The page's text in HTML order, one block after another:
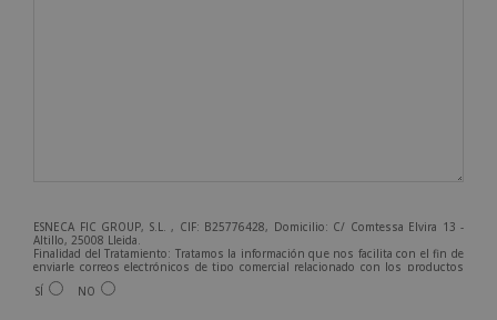
ESNECA FIC GROUP, S.L. , CIF: B25776428, Domicilio: C/ Comtessa Elvira 13 -
Altillo, 25008 Lleida.
Finalidad del Tratamiento: Tratamos la información que nos facilita con el fin de
enviarle correos electrónicos de tipo comercial relacionado con los productos
ofrecidos y otros tipo de productos que fueran de su interés.
Legitimación del tratamiento: Consentimiento del interesado.
SÍ NO